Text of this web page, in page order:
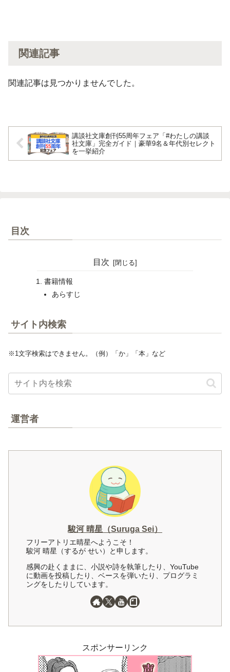
関連記事
関連記事は見つかりませんでした。
講談社文庫創刊55周年フェア「#わたしの講談
社文庫」完全ガイド｜豪華9名＆年代別セレクト
を一挙紹介
目次
目次
書籍情報
あらすじ
サイト内検索
※1文字検索はできません。（例）「か」「本」など
運営者
駿河 晴星（Suruga Sei）
フリーアトリエ晴星へようこそ！
駿河 晴星（するが せい）と申します。
感興の赴くままに、小説や詩を執筆したり、YouTube
に動画を投稿したり、ベースを弾いたり、プログラミ
ングをしたりしています。
スポンサーリンク